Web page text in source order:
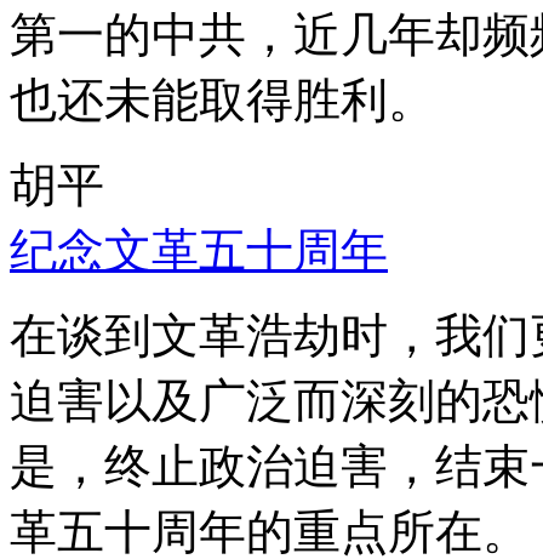
第一的中共，近几年却
也还未能取得胜利。
胡平
纪念文革五十周年
在谈到文革浩劫时，我
迫害以及广泛而深刻的
是，终止政治迫害，结
革五十周年的重点所在。